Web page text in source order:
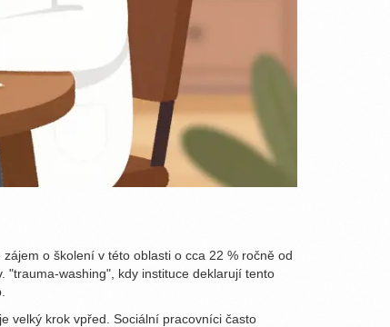
o školení v této oblasti o cca 22 % ročně od
"trauma-washing", kdy instituce deklarují tento
velký krok vpřed. Sociální pracovníci často